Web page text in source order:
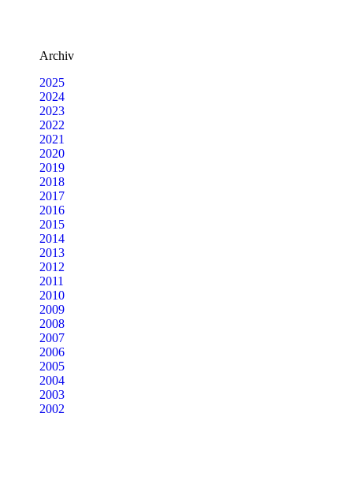
Archiv
2025
2024
2023
2022
2021
2020
2019
2018
2017
2016
2015
2014
2013
2012
2011
2010
2009
2008
2007
2006
2005
2004
2003
2002